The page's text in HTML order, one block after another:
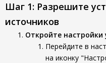
Шаг 1: Разрешите
источников
Откройте настройки
Перейдите в
на иконку